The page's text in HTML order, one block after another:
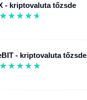
- kriptovaluta tőzsde
- kriptovaluta tőzsde